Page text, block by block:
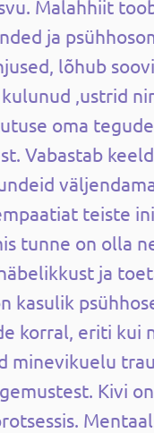
Malahhiit
ja
lõhub
,ustrid
oma
Vabastab
teiste
tunne on olla
ja
kasulik
korral, eriti kui
minevikuelu
Kivi